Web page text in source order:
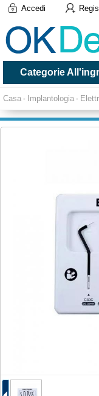
Accedi
Categorie
Casa - Implantologia -